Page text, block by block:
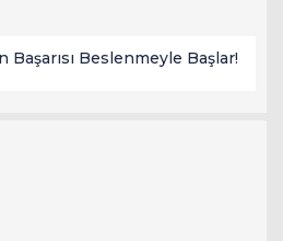
Beslenmeyle Başlar!